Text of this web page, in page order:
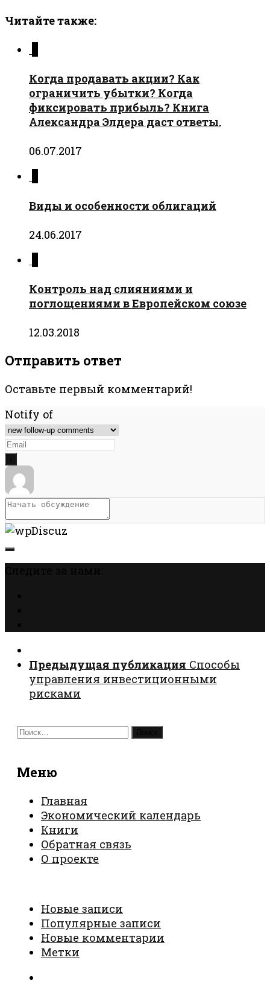
Читайте также:
Когда продавать акции? Как
ограничить убытки? Когда
фиксировать прибыль? Книга
Александра Элдера даст ответы.
06.07.2017
Виды и особенности облигаций
24.06.2017
Контроль над слияниями и
поглощениями в Европейском союзе
12.03.2018
Отправить ответ
Оставьте первый комментарий!
Notify of
Предыдущая публикация Способы
управления инвестиционными
рисками
Найти:
Меню
Главная
Экономический календарь
Книги
Обратная связь
О проекте
Новые записи
Популярные записи
Новые комментарии
Метки